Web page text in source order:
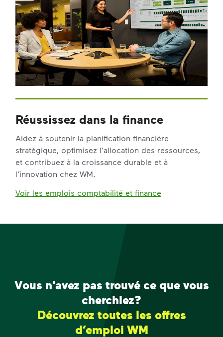
Réussissez dans la finance
Aidez à soutenir la planification financière
stratégique, optimisez l’allocation des ressources,
et contribuez à la croissance durable et à
l’innovation chez WM.
Voir les emplois comptabilité et finance
Vous n'avez pas trouvé ce que vous
cherchiez?
Découvrez toutes les offres
d’emploi WM